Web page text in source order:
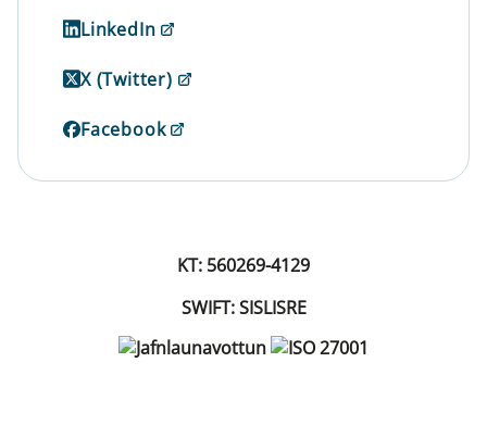
LinkedIn
X (Twitter)
Facebook
KT: 560269-4129
SWIFT: SISLISRE